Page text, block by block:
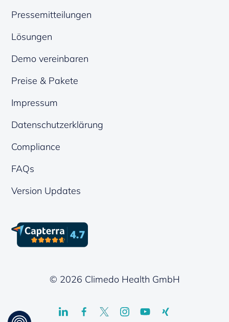
Pressemitteilungen
Lösungen
Demo vereinbaren
Preise & Pakete
Impressum
Datenschutzerklärung
Compliance
FAQs
Version Updates
© 2026 Climedo Health GmbH